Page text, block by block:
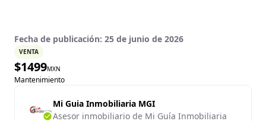
Fecha de publicación: 25 de junio de 2026
VENTA
$1499MXN
Mantenimiento
Mi Guia Inmobiliaria MGI
Asesor inmobiliario de Mi Guía Inmobiliaria